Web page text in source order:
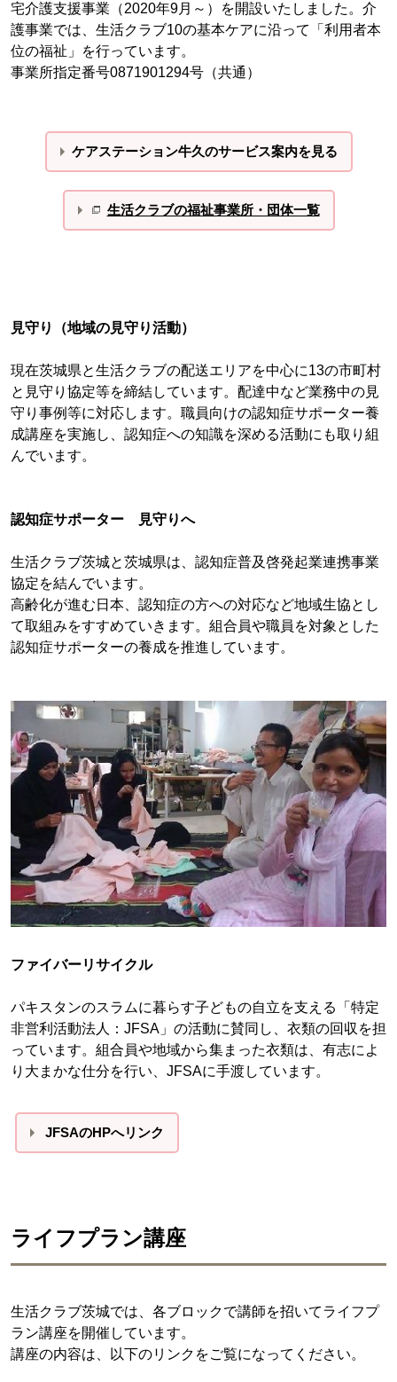
宅介護支援事業（2020年9月～）を開設いたしました。介
護事業では、生活クラブ10の基本ケアに沿って「利用者本
位の福祉」を行っています。
事業所指定番号0871901294号（共通）
ケアステーション牛久のサービス案内を見る
生活クラブの福祉事業所・団体一覧
見守り（地域の見守り活動）
現在茨城県と生活クラブの配送エリアを中心に13の市町村
と見守り協定等を締結しています。配達中など業務中の見
守り事例等に対応します。職員向けの認知症サポーター養
成講座を実施し、認知症への知識を深める活動にも取り組
んでいます。
認知症サポーター 見守りへ
生活クラブ茨城と茨城県は、認知症普及啓発起業連携事業
協定を結んでいます。
高齢化が進む日本、認知症の方への対応など地域生協とし
て取組みをすすめていきます。組合員や職員を対象とした
認知症サポーターの養成を推進しています。
ファイバーリサイクル
パキスタンのスラムに暮らす子どもの自立を支える「特定
非営利活動法人：JFSA」の活動に賛同し、衣類の回収を担
っています。組合員や地域から集まった衣類は、有志によ
り大まかな仕分を行い、JFSAに手渡しています。
JFSAのHPへリンク
ライフプラン講座
生活クラブ茨城では、各ブロックで講師を招いてライフプ
ラン講座を開催しています。
講座の内容は、以下のリンクをご覧になってください。